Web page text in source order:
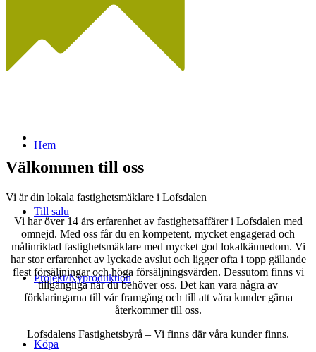
Hem
Till salu
Projekt/Nyproduktion
Köpa
Välkommen till oss
Vi är din lokala fastighetsmäklare i Lofsdalen
Vi har över 14 års erfarenhet av fastighetsaffärer i Lofsdalen med
omnejd. Med oss får du en kompetent, mycket engagerad och
målinriktad fastighetsmäklare med mycket god lokalkännedom. Vi
har stor erfarenhet av lyckade avslut och ligger ofta i topp gällande
flest försäljningar och höga försäljningsvärden. Dessutom finns vi
tillgängliga när du behöver oss. Det kan vara några av
förklaringarna till vår framgång och till att våra kunder gärna
återkommer till oss.
Lofsdalens Fastighetsbyrå – Vi finns där våra kunder finns.